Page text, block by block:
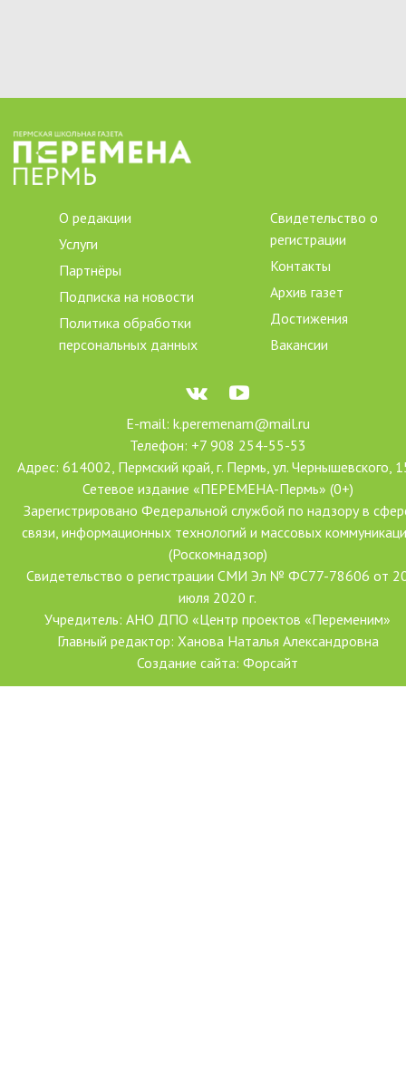
О редакции
Услуги
Партнёры
Подписка на новости
Политика обработки
персональных данных
Свидетельство о
регистрации
Контакты
Архив газет
Достижения
Вакансии
E-mail: k.peremenam@mail.ru
Телефон: +7 908 254-55-53
Адрес: 614002, Пермский край, г. Пермь, ул. Чернышевского,
Сетевое издание «ПЕРЕМЕНА-Пермь» (0+)
Зарегистрировано Федеральной службой по надзору в
связи, информационных технологий и массовых
(Роскомнадзор)
Свидетельство о регистрации СМИ Эл № ФС77-78606 от
июля 2020 г.
Учредитель: АНО ДПО «Центр проектов «Переменим»
Главный редактор: Ханова Наталья Александровна
Создание сайта: Форсайт